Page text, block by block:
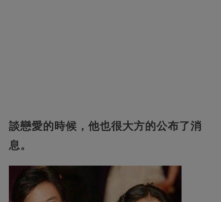
談戀愛的時候，他也很大方的公布了消
息。